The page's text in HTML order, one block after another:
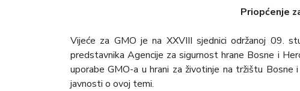
Priopćenje
Vijeće za GMO je na XXVIII sjednici održanoj 09.
predstavnika Agencije za sigurnost hrane Bosne i
uporabe GMO-a u hrani za životinje na tržištu Bosne
javnosti o ovoj temi.